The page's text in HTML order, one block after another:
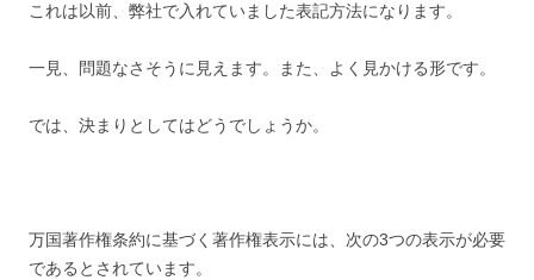
これは以前、弊社で入れていました表記方法になります。
一見、問題なさそうに見えます。また、よく見かける形です。
では、決まりとしてはどうでしょうか。
万国著作権条約に基づく著作権表示には、次の3つの表示が必要
であるとされています。